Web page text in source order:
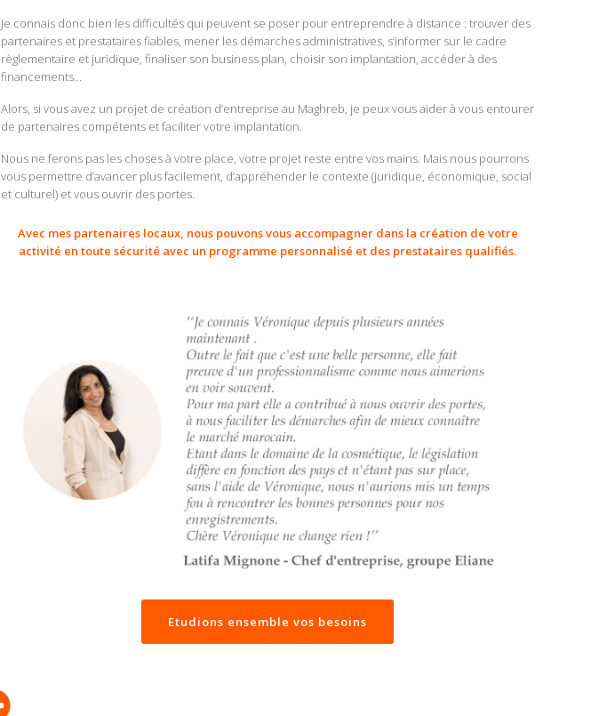
Je connais donc bien les difficultés qui peuvent se poser pour entreprendre à distance : trouver des
partenaires et prestataires fiables, mener les démarches administratives, s’informer sur le cadre
règlementaire et juridique, finaliser son business plan, choisir son implantation, accéder à des
financements…
Alors, si vous avez un projet de création d’entreprise au Maghreb, je peux vous aider à vous entourer
de partenaires compétents et faciliter votre implantation.
Nous ne ferons pas les choses à votre place, votre projet reste entre vos mains. Mais nous pourrons
vous permettre d’avancer plus facilement, d’appréhender le contexte (juridique, économique, social
et culturel) et vous ouvrir des portes.
Avec mes partenaires locaux, nous pouvons vous accompagner dans la création de votre
activité en toute sécurité avec un programme personnalisé et des prestataires qualifiés.
Etudions ensemble vos besoins